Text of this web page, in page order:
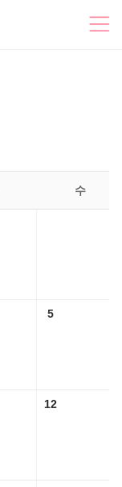
수
5
12